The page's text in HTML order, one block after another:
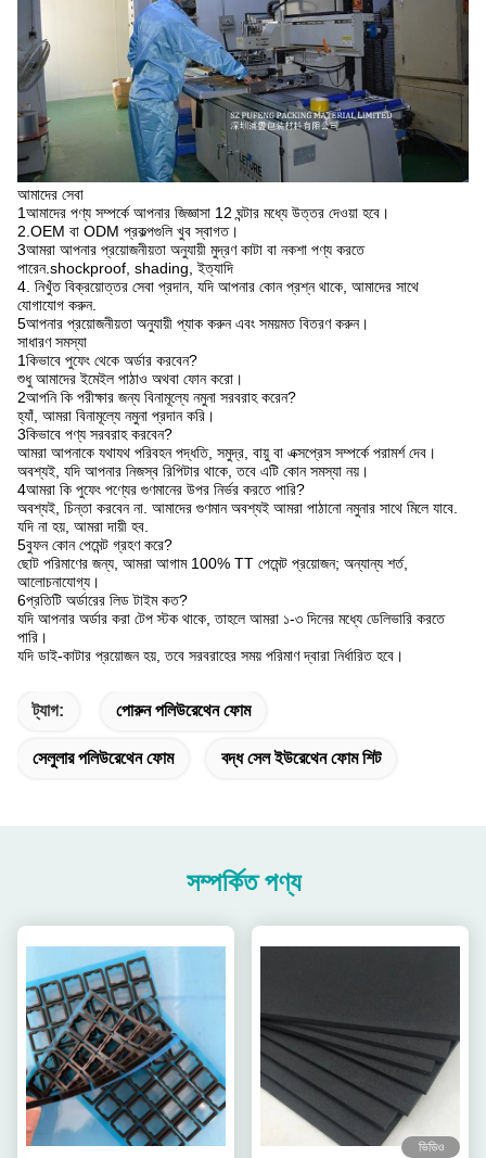
আমাদের সেবা
1আমাদের পণ্য সম্পর্কে আপনার জিজ্ঞাসা 12 ঘন্টার মধ্যে উত্তর দেওয়া হবে।
2.OEM বা ODM প্রকল্পগুলি খুব স্বাগত।
3আমরা আপনার প্রয়োজনীয়তা অনুযায়ী মুদ্রণ কাটা বা নকশা পণ্য করতে
পারেন.shockproof, shading, ইত্যাদি
4. নিখুঁত বিক্রয়োত্তর সেবা প্রদান, যদি আপনার কোন প্রশ্ন থাকে, আমাদের সাথে
যোগাযোগ করুন.
5আপনার প্রয়োজনীয়তা অনুযায়ী প্যাক করুন এবং সময়মত বিতরণ করুন।
সাধারণ সমস্যা
1কিভাবে পুফেং থেকে অর্ডার করবেন?
শুধু আমাদের ইমেইল পাঠাও অথবা ফোন করো।
2আপনি কি পরীক্ষার জন্য বিনামূল্যে নমুনা সরবরাহ করেন?
হ্যাঁ, আমরা বিনামূল্যে নমুনা প্রদান করি।
3কিভাবে পণ্য সরবরাহ করবেন?
আমরা আপনাকে যথাযথ পরিবহন পদ্ধতি, সমুদ্র, বায়ু বা এক্সপ্রেস সম্পর্কে পরামর্শ দেব।
অবশ্যই, যদি আপনার নিজস্ব রিপিটার থাকে, তবে এটি কোন সমস্যা নয়।
4আমরা কি পুফেং পণ্যের গুণমানের উপর নির্ভর করতে পারি?
অবশ্যই, চিন্তা করবেন না. আমাদের গুণমান অবশ্যই আমরা পাঠানো নমুনার সাথে মিলে যাবে.
যদি না হয়, আমরা দায়ী হব.
5বুফন কোন পেমেন্ট গ্রহণ করে?
ছোট পরিমাণের জন্য, আমরা আগাম 100% TT পেমেন্ট প্রয়োজন; অন্যান্য শর্ত,
আলোচনাযোগ্য।
6প্রতিটি অর্ডারের লিড টাইম কত?
যদি আপনার অর্ডার করা টেপ স্টক থাকে, তাহলে আমরা ১-৩ দিনের মধ্যে ডেলিভারি করতে
পারি।
যদি ডাই-কাটার প্রয়োজন হয়, তবে সরবরাহের সময় পরিমাণ দ্বারা নির্ধারিত হবে।
ট্যাগ: পোরুন পলিউরেথেন ফোম
সেলুলার পলিউরেথেন ফোম বদ্ধ সেল ইউরেথেন ফোম শিট
সম্পর্কিত পণ্য
ভিডিও